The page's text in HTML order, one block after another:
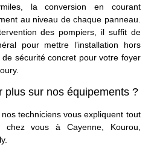
la conversion en courant
au niveau de chaque panneau.
des pompiers, il suffit de
pour mettre l’installation hors
de sécurité concret pour votre foyer
plus sur nos équipements ?
techniciens vous expliquent tout
chez vous à Cayenne, Kourou,